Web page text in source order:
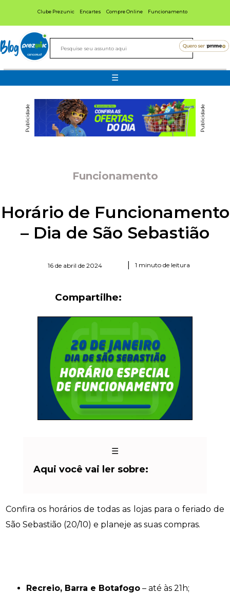
Clube Prezunic Encartes Compre Online Funcionamento
Blog
☰
Publicidade Publicidade
Funcionamento
Horário de Funcionamento
– Dia de São Sebastião
16 de abril de 2024 1 minuto de leitura
Compartilhe:
☰
Aqui você vai ler sobre:
Confira os horários de todas as lojas para o feriado de
São Sebastião (20/10) e planeje as suas compras.
Recreio, Barra e Botafogo – até às 21h;